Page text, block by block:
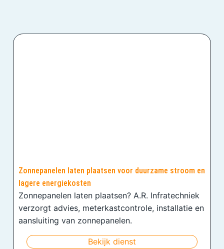
Zonnepanelen laten plaatsen voor duurzame stroom en
lagere energiekosten
Zonnepanelen laten plaatsen? A.R. Infratechniek
verzorgt advies, meterkastcontrole, installatie en
aansluiting van zonnepanelen.
Bekijk dienst